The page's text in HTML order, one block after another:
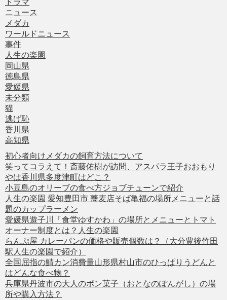
ドラマ
ニュース
メダカ
ワールドニュース
事件
人生の楽園
岡山県
徳島県
愛媛県
未分類
猫
逃げ恥
香川県
高知県
初心者向けメダカの飼育方法について
笑ってコラえて！斎藤佑樹が訪問、アスパラ王子おおもり
やは香川県多度津町はどこ？
小豆島のオリーブの食べ方ジョブチューンで紹介
人生の楽園 愛知豊田市 蕎麦店そば亀福の場所メニューと話
題のカップラーメン
愛媛県遊子川「食堂ゆすかわ」の場所とメニューとトマト
オーナー制度とは？人生の楽園
らんぷ屋 カレーパンの価格や販売個数は？（大分豊後竹田
駅人生の楽園で紹介）
全国屈指の鯖カン消費量山形県村山市のひっぱりうどんと
はどんな食べ物？
兵庫県丹波市の大人のポン菓子（おとなのぽんがし）の場
所や購入方法？